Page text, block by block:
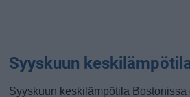
Syyskuun
Syyskuun keskilämpötila